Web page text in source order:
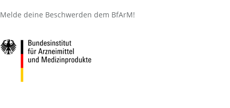
Melde deine Beschwerden dem BfArM!